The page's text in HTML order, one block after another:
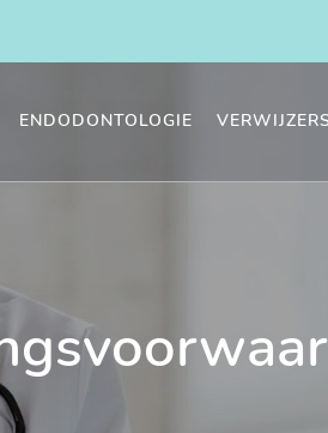
ENDODONTOLOGIE VERWIJZERS